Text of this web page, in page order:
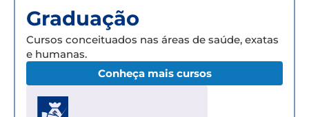
Graduação
Cursos conceituados nas áreas de saúde, exatas
e humanas.
Conheça mais cursos